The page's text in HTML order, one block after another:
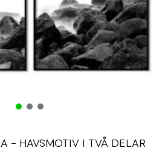
- HAVSMOTIV I TVÅ DELAR